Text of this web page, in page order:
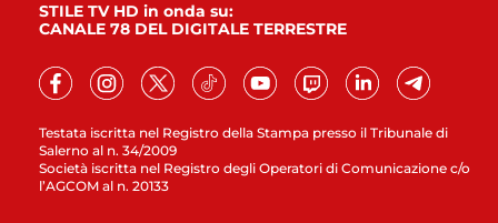
Testata iscritta nel Registro della Stampa presso il Tribunale di
Salerno al n. 34/2009
Società iscritta nel Registro degli Operatori di Comunicazione c/o
l’AGCOM al n. 20133
STILE TV HD in onda su:
CANALE 78 DEL DIGITALE TERRESTRE